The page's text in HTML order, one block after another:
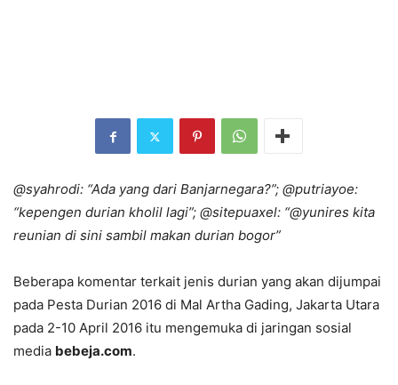
@syahrodi: “Ada yang dari Banjarnegara?”; @putriayoe:
“kepengen durian kholil lagi”; @sitepuaxel: “@yunires kita
reunian di sini sambil makan durian bogor”
Beberapa komentar terkait jenis durian yang akan dijumpai
pada Pesta Durian 2016 di Mal Artha Gading, Jakarta Utara
pada 2-10 April 2016 itu mengemuka di jaringan sosial
media bebeja.com.